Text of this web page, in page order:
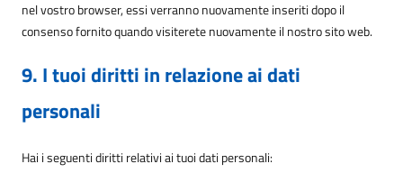
nel vostro browser, essi verranno nuovamente inseriti dopo il
consenso fornito quando visiterete nuovamente il nostro sito web.
9. I tuoi diritti in relazione ai dati
personali
Hai i seguenti diritti relativi ai tuoi dati personali: